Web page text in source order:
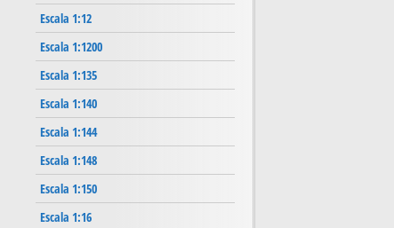
Escala 1:12
Escala 1:1200
Escala 1:135
Escala 1:140
Escala 1:144
Escala 1:148
Escala 1:150
Escala 1:16